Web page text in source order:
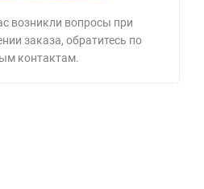
возникли вопросы при
заказа, обратитесь по
контактам.